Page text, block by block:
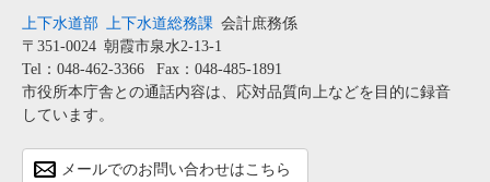
上下水道部 上下水道総務課 会計庶務係
〒351-0024 朝霞市泉水2-13-1
Tel：048-462-3366
Fax：048-485-1891
市役所本庁舎との通話内容は、応対品質向上などを目的に録音
しています。
メールでのお問い合わせはこちら